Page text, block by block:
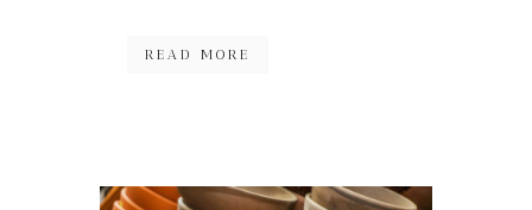
READ MORE